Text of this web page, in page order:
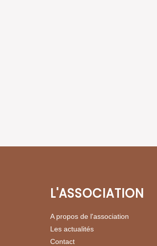
L'ASSOCIATION
A propos de l'association
Les actualités
Contact